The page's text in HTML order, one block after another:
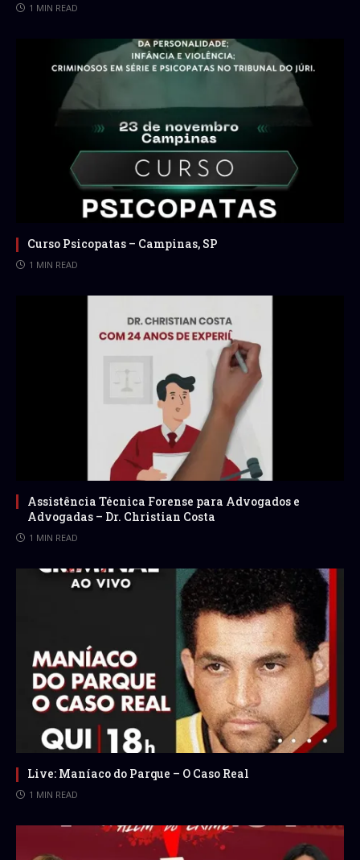
1 MIN READ
Curso Psicopatas – Campinas, SP
1 MIN READ
Assistência Técnica Forense para Advogados e
Advogadas – Dr. Christian Costa
1 MIN READ
Live: Maníaco do Parque – O Caso Real
1 MIN READ